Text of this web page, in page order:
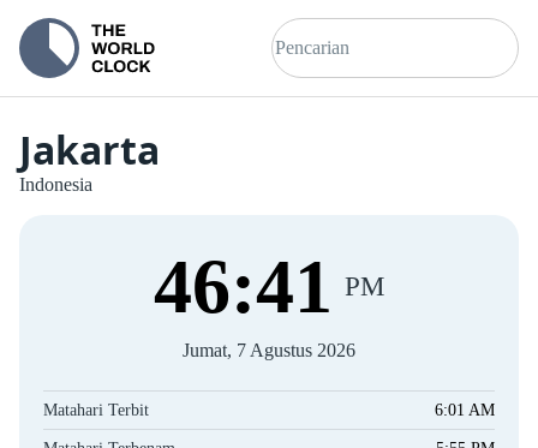
Jakarta
Indonesia
46:41 PM
Jumat, 7 Agustus 2026
Matahari Terbit 6:01 AM